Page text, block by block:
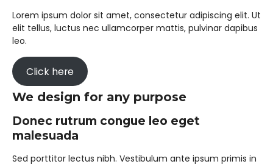
Lorem ipsum dolor sit amet, consectetur adipiscing elit. Ut
elit tellus, luctus nec ullamcorper mattis, pulvinar dapibus
leo.
Click here
We design for any purpose​
Donec rutrum congue leo eget
malesuada​
Sed porttitor lectus nibh. Vestibulum ante ipsum primis in